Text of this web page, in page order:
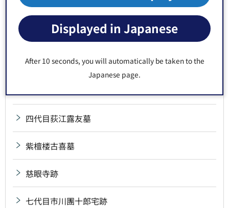
Displayed in Japanese
After 10 seconds, you will automatically be taken to the
Japanese page.
三野村利左衛門宅跡
山東京伝誕生の地
四ッ車大八墓
四代目荻江露友墓
紫檀楼古喜墓
慈眼寺跡
七代目市川團十郎宅跡